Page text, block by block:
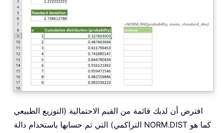
افترض أن لديك قائمة من القيم الاحتمالية (التوزيع الطبيعي
التراكمي) التي تم حسابها باستخدام دالة NORM.DIST كما هو